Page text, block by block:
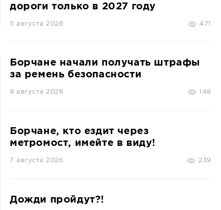
дороги только в 2027 году
5 августа 2026 471
Борчане начали получать штрафы
за ремень безопасности
8 августа 2026 148
Борчане, кто ездит через
метромост, имейте в виду!
7 августа 2026 239
Дожди пройдут?!